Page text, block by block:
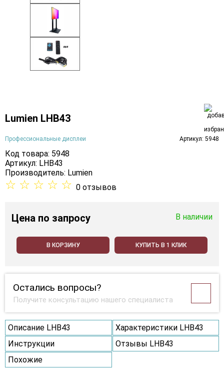
Lumien LHB43
Профессиональные дисплеи Артикул: 5948
Код товара: 5948
Артикул: LHB43
Производитель: Lumien
☆ ☆ ☆ ☆ ☆ 0 отзывов
Цена по запросу В наличии
В КОРЗИНУ КУПИТЬ В 1 КЛИК
Остались вопросы?
Получите консультацию нашего специалиста
Описание LHB43
Характеристики LHB43
Инструкции
Отзывы LHB43
Похожие